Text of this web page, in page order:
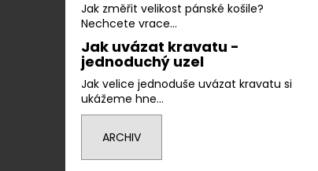
Jak změřit velikost pánské košile?
Nechcete vrace...
Jak uvázat kravatu -
jednoduchý uzel
Jak velice jednoduše uvázat kravatu si
ukážeme hne...
ARCHIV